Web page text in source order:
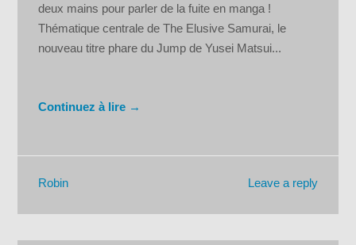
deux mains pour parler de la fuite en manga !
Thématique centrale de The Elusive Samurai, le
nouveau titre phare du Jump de Yusei Matsui...
Continuez à lire →
Leave a reply
Robin